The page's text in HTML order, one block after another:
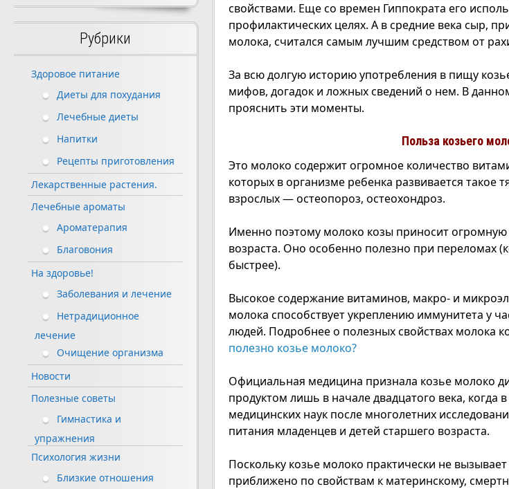
свойствами. Еще со времен Гиппократа его
профилактических целях. А в средние века сыр,
молока, считался самым лучшим средством от
За всю долгую историю употребления в пищу
мифов, догадок и ложных сведений о нем. В
прояснить эти моменты.
Польза козьего
Это молоко содержит огромное количество
которых в организме ребенка развивается такое
взрослых — остеопороз, остеохондроз.
Именно поэтому молоко козы приносит
возраста. Оно особенно полезно при переломах
быстрее).
Высокое содержание витаминов, макро- и
молока способствует укреплению иммунитета у
людей. Подробнее о полезных свойствах молока
полезно козье молоко?
Официальная медицина признала козье молоко
продуктом лишь в начале двадцатого века, когда
медицинских наук после многолетних
питания младенцев и детей старшего возраста.
Поскольку козье молоко практически не
приближено по свойствам к материнскому,
Рубрики
Здоровое питание
Диеты для похудания
Лечебные диеты
Напитки
Рецепты приготовления
Лекарственные растения.
Лечебные ароматы
Ароматерапия
Благовония
На здоровье!
Заболевания и лечение
Нетрадиционное
лечение
Очищение организма
Новости
Полезные советы
Гимнастика и
упражнения
Психология жизни
Близкие отношения